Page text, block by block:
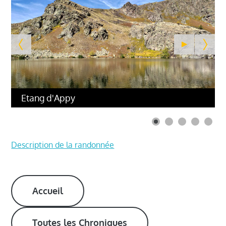
Etang d'Appy
Description de la randonnée
Accueil
Toutes les Chroniques